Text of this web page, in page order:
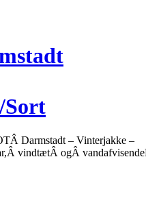
Darmstadt – Vinterjakke –
vindtætÂ ogÂ